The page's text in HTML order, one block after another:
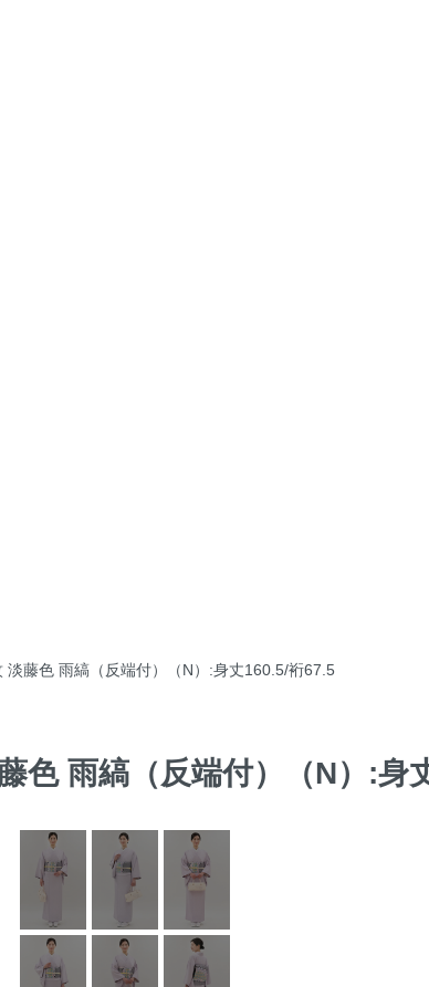
淡藤色 雨縞（反端付）（N）:身丈160.5/裄67.5
色 雨縞（反端付）（N）:身